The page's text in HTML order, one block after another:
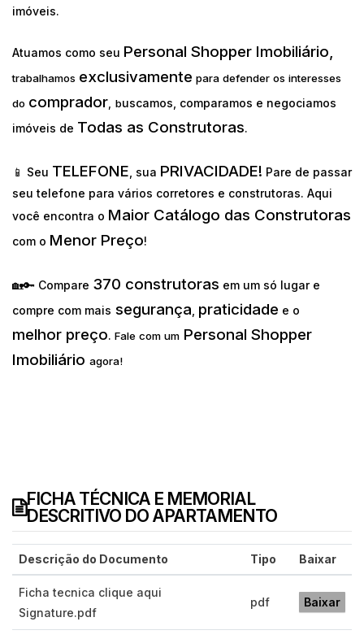
imóveis.
Atuamos como seu Personal Shopper Imobiliário,
trabalhamos exclusivamente para defender os interesses
do comprador, buscamos, comparamos e negociamos
imóveis de Todas as Construtoras.
📱 Seu TELEFONE , sua PRIVACIDADE! Pare de passar
seu telefone para vários corretores e construtoras. Aqui
você encontra o Maior Catálogo das Construtoras
com o Menor Preço!
🏡🔑 Compare 370 construtoras em um só lugar e
compre com mais segurança praticidade e o
melhor preço. Fale com um Personal Shopper
Imobiliário agora!
FICHA TÉCNICA E MEMORIAL
DESCRITIVO DO APARTAMENTO
Descrição do Documento Tipo Baixar
Ficha tecnica clique aqui
Signature.pdf
pdf Baixar